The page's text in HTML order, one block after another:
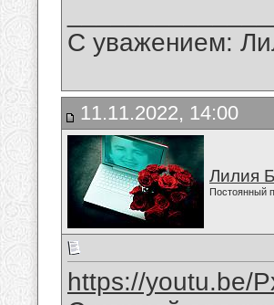
С уважением:
11.11.2022, 14:00
Лилия
Постоянный
https://youtu.be/